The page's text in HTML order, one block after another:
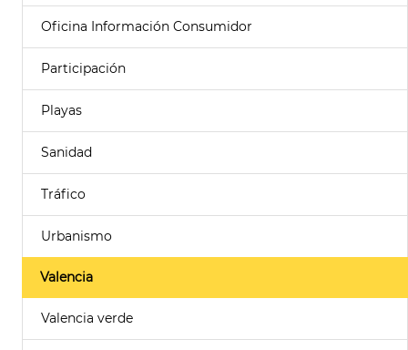
Oficina Información Consumidor
Participación
Playas
Sanidad
Tráfico
Urbanismo
Valencia
Valencia verde